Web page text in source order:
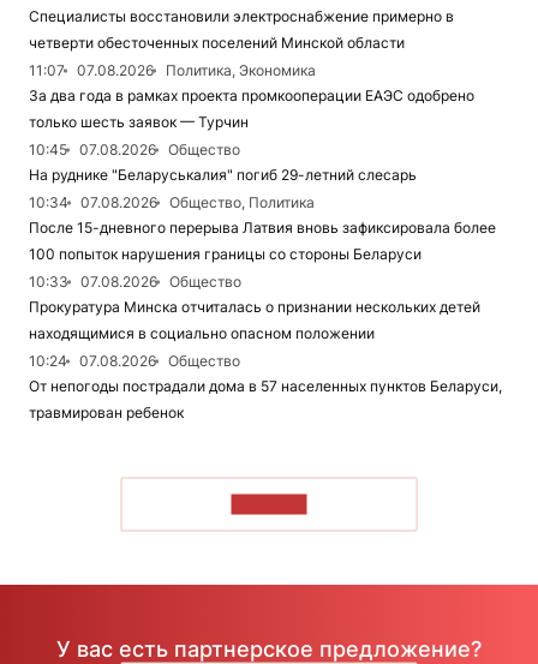
Специалисты восстановили электроснабжение примерно в
четверти обесточенных поселений Минской области
11:07
07.08.2026
Политика, Экономика
За два года в рамках проекта промкооперации ЕАЭС одобрено
только шесть заявок — Турчин
10:45
07.08.2026
Общество
На руднике "Беларуськалия" погиб 29-летний слесарь
10:34
07.08.2026
Общество, Политика
После 15-дневного перерыва Латвия вновь зафиксировала более
100 попыток нарушения границы со стороны Беларуси
10:33
07.08.2026
Общество
Прокуратура Минска отчиталась о признании нескольких детей
находящимися в социально опасном положении
10:24
07.08.2026
Общество
От непогоды пострадали дома в 57 населенных пунктов Беларуси,
травмирован ребенок
У вас есть партнерское предложение?